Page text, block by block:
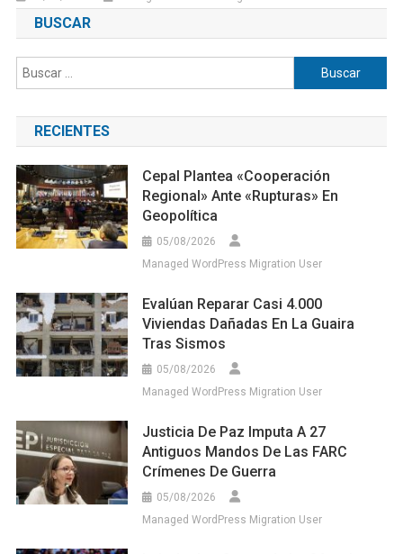
BUSCAR
Buscar:
RECIENTES
Cepal Plantea «cooperación
Regional» Ante «rupturas» En
Geopolítica
05/08/2026
Managed WordPress Migration User
Evalúan Reparar Casi 4.000
Viviendas Dañadas En La Guaira
Tras Sismos
05/08/2026
Managed WordPress Migration User
Justicia De Paz Imputa A 27
Antiguos Mandos De Las FARC
Crímenes De Guerra
05/08/2026
Managed WordPress Migration User